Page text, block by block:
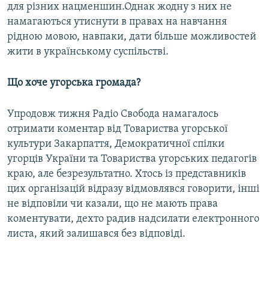
для різних нацменшин.Однак жодну з них не
намагаються утиснути в правах на навчання
рідною мовою, навпаки, дати більше можливостей
жити в українському суспільстві.
Що хоче угорська громада?
Упродовж тижня Радіо Свобода намагалось
отримати коментар від Товариства угорської
культури Закарпаття, Демократичної спілки
угорців України та Товариства угорських педагогів
краю, але безрезультатно. Хтось із представників
цих організацій відразу відмовлявся говорити, інші
не відповіли чи казали, що не мають права
коментувати, дехто радив надсилати електронного
листа, який залишався без відповіді.